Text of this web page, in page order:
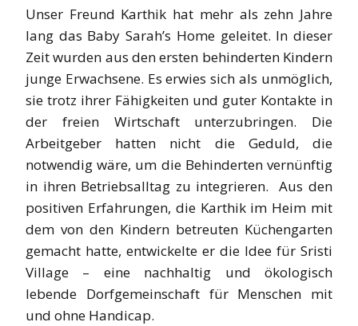
Unser Freund Karthik hat mehr als zehn Jahre
lang das Baby Sarah’s Home geleitet. In dieser
Zeit wurden aus den ersten behinderten Kindern
junge Erwachsene. Es erwies sich als unmöglich,
sie trotz ihrer Fähigkeiten und guter Kontakte in
der freien Wirtschaft unterzubringen. Die
Arbeitgeber hatten nicht die Geduld, die
notwendig wäre, um die Behinderten vernünftig
in ihren Betriebsalltag zu integrieren. Aus den
positiven Erfahrungen, die Karthik im Heim mit
dem von den Kindern betreuten Küchengarten
gemacht hatte, entwickelte er die Idee für Sristi
Village – eine nachhaltig und ökologisch
lebende Dorfgemeinschaft für Menschen mit
und ohne Handicap.